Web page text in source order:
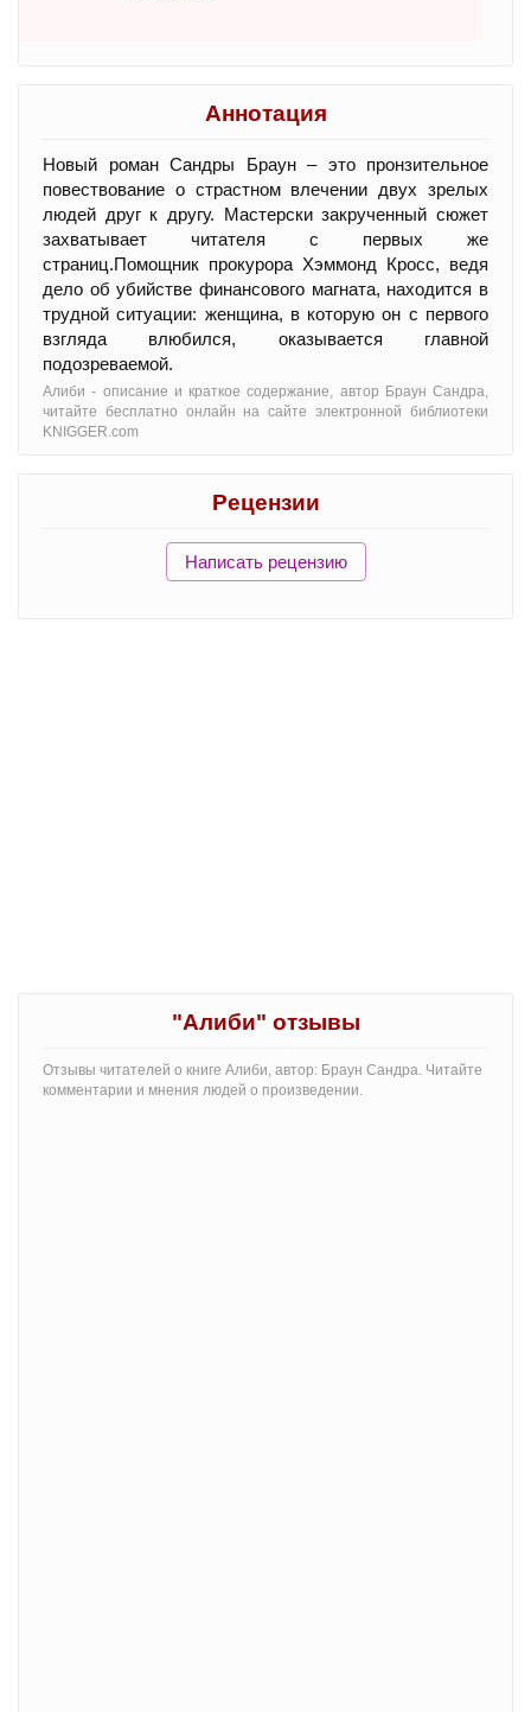
Аннотация
Новый роман Сандры Браун – это пронзительное
повествование о страстном влечении двух зрелых
людей друг к другу. Мастерски закрученный сюжет
захватывает читателя с первых же
страниц.Помощник прокурора Хэммонд Кросс, ведя
дело об убийстве финансового магната, находится в
трудной ситуации: женщина, в которую он с первого
взгляда влюбился, оказывается главной
подозреваемой.
Алиби - oписание и краткое содержание, автор Браун Сандра,
читайте бесплатно онлайн на сайте электронной библиотеки
KNIGGER.com
Рецензии
Написать рецензию
"Алиби" отзывы
Отзывы читателей о книге Алиби, автор: Браун Сандра. Читайте
комментарии и мнения людей о произведении.